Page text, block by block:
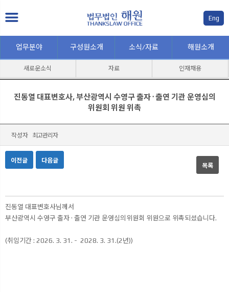
Eng
업무분야 구성원소개 소식/자료
새로운소식 자료 인재채용
해원소개
진동열 대표변호사, 부산광역시 수영구 출자 · 출연 기관 운영심의
위원회 위원 위촉
작성자 최고관리자
이전글 다음글
목록
본문
진동열 대표변호사님께서
부산광역시 수영구 출자 · 출연 기관 운영심의위원회 위원으로 위촉되셨습니다.
(취임기간 : 2026. 3. 31. - 2028. 3. 31.(2년))